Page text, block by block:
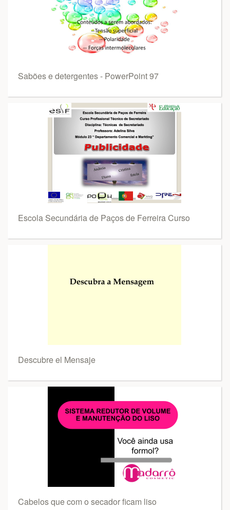
Sabões e detergentes - PowerPoint 97
Escola Secundária de Paços de Ferreira Curso
Descubre el Mensaje
Cabelos que com o secador ficam liso